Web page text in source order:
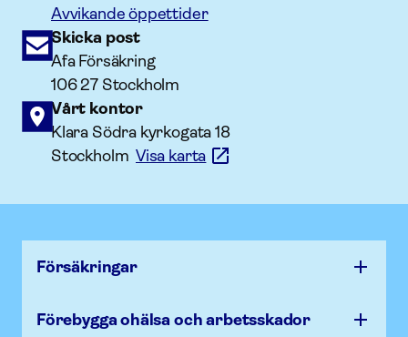
Avvikande öppettider
Skicka post
Afa Försäkring
106 27 Stockholm
Vårt kontor
Klara Södra kyrkogata 18
StockholmVisa karta
Försäk­ringar
Förebygga ohälsa och arbets­skador